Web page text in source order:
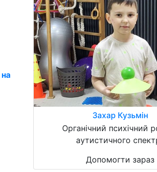
Захар Кузьмін
Органічний психічний
аутистичного
Допомогти зараз